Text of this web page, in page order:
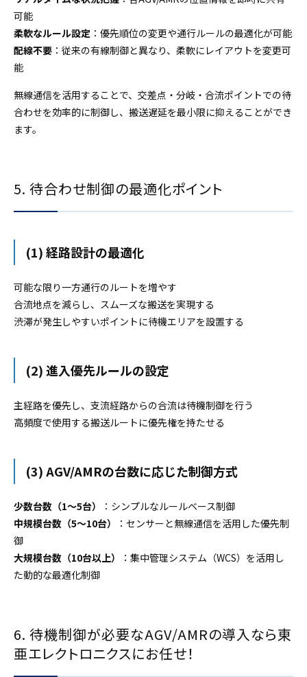
可能
柔軟なルール設定 ：優先順位の変更や通行ルールの最適化が可能
配線不要 ：従来の有線制御と異なり、柔軟にレイアウトを変更可
能
無線通信を活用することで、交差点・分岐・合流ポイントでの待
合わせを効率的に制御し、搬送遅延を最小限に抑えることができ
ます。
5. 待合わせ制御の最適化ポイント
(1) 経路設計の最適化
可能な限り一方通行のルートを増やす
合流地点を減らし、スムーズな搬送を実現する
渋滞が発生しやすいポイントに待機エリアを設置する
(2) 進入優先ルールの設定
主経路を優先し、支流経路からの合流は待機制御を行う
高頻度で使用する搬送ルートに優先権を持たせる
(3) AGV/AMRの台数に応じた制御方式
少数台数（1〜5台）
：シンプルなルールベース制御
中規模台数（5〜10台）
：センサーと無線通信を活用した優先制
御
大規模台数（10台以上）
：集中管理システム（WCS）を活用し
た動的な最適化制御
6. 待機制御が必要なAGV/AMRの導入なら東
亜エレクトロニクスにお任せ！